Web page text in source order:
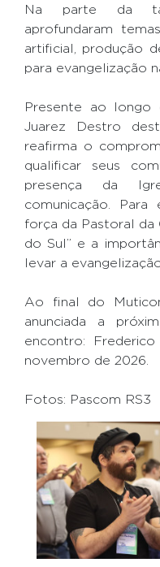
Na parte da
aprofundaram
artificial, produção
para evangelização
Presente ao
Juarez Destro
reafirma o
qualificar seus
presença da
comunicação.
força da Pastoral da
do Sul” e a
levar a
Ao final do
anunciada a
encontro:
novembro de 2026.
Fotos: Pascom RS3